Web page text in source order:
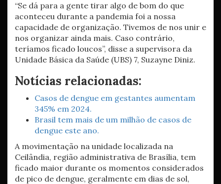
“Se dá para a gente tirar algo de bom do que
aconteceu durante a pandemia foi a nossa
capacidade de organização. Tivemos de nos unir e
nos organizar ainda mais. Caso contrário,
teríamos ficado loucos”, disse a supervisora da
Unidade Básica da Saúde (UBS) 7, Suzayne Diniz.
Notícias relacionadas:
Casos de dengue em gestantes aumentam
345% em 2024.
Brasil tem mais de um milhão de casos de
dengue este ano.
A movimentação na unidade localizada na
Ceilândia, região administrativa de Brasília, tem
ficado maior durante os momentos considerados
de pico de dengue, geralmente em dias de sol,